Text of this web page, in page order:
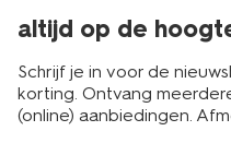
altijd op de
Schrijf je in voor de
korting. Ontvang
(online) aanbiedingen.